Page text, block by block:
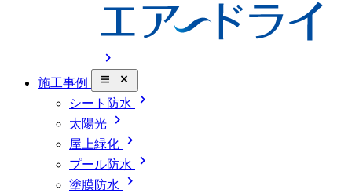
chevron_right
施工事例 close_small
シート防水 chevron_right
太陽光 chevron_right
屋上緑化 chevron_right
プール防水 chevron_right
塗膜防水 chevron_right